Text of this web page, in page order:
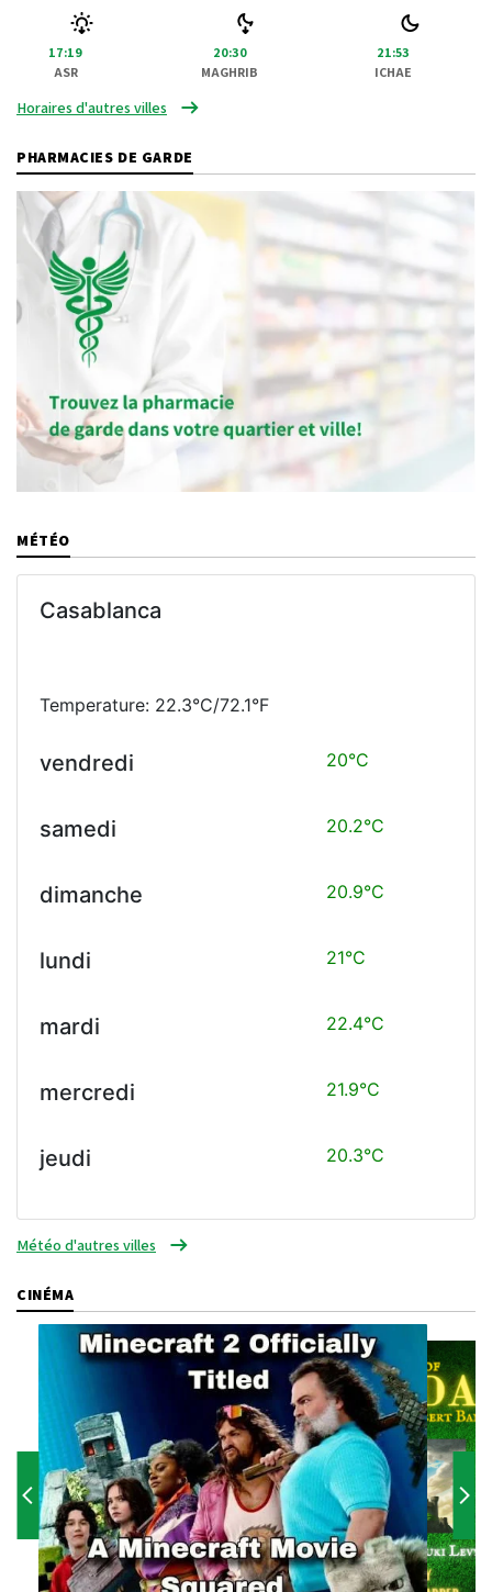
17:19
ASR
20:30
MAGHRIB
21:53
ICHAE
Horaires d'autres villes
PHARMACIES DE GARDE
MÉTÉO
Casablanca
Temperature: 22.3°C/72.1°F
vendredi 20°C
samedi 20.2°C
dimanche 20.9°C
lundi 21°C
mardi 22.4°C
mercredi 21.9°C
jeudi 20.3°C
Météo d'autres villes
CINÉMA